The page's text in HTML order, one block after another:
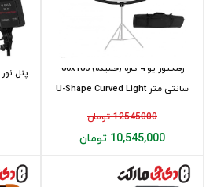
رفلکتور یو 4 کاره (خمیده) 60x180
سانتی متر U-Shape Curved Light
Re...
12545000 تومان
10,545,000 تومان